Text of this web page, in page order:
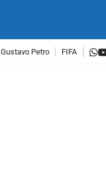
Gustavo Petro FIFA